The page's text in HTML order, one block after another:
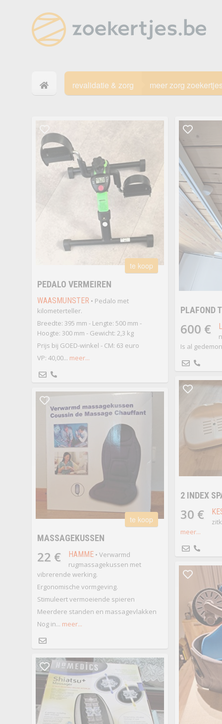
revalidatie & zorg meer zorg
te koop
PEDALO VERMEIREN
WAASMUNSTER• Pedalo met
kilometerteller.
Breedte: 395 mm - Lengte: 500 mm -
Hoogte: 300 mm - Gewicht: 2,3 kg
Prijs bij GOED-winkel - CM: 63 euro
VP: 40,00... meer...
PLAFOND
600 €
Is al
2 INDEX
30 €
meer...
te koop
MASSAGEKUSSEN
22 € HAMME• Verwarmd
rugmassagekussen met
vibrerende werking.
Ergonomische vormgeving.
Stimuleert vermoeiende spieren
Meerdere standen en massagevlakken
Nog in... meer...